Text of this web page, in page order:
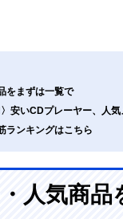
をまずは一覧で
〉安いCDプレーヤー、人
ランキングはこちら
人気商品